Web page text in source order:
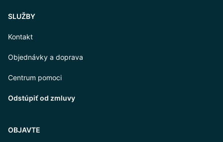
SLUŽBY
Kontakt
Objednávky a doprava
Centrum pomoci
Odstúpiť od zmluvy
OBJAVTE